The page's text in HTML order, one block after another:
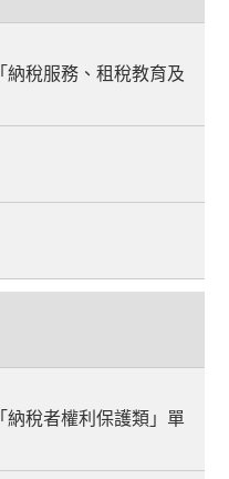
納稅服務、租稅教育及
納稅者權利保護類」單